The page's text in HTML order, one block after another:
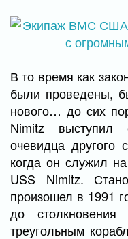
В то время как
были проведены,
нового… до сих
Nimitz выступил
очевидца
когда он служил
USS Nimitz.
произошел в 1991
до
треугольным